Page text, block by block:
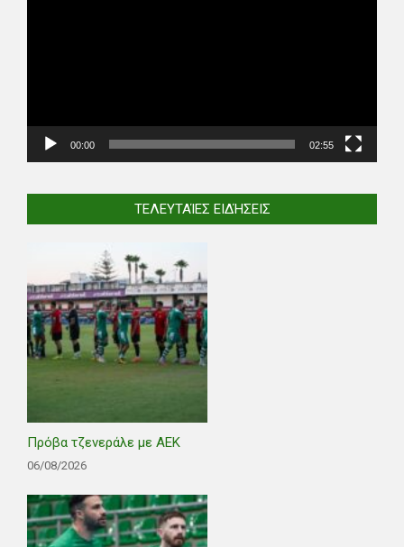
00:00 02:55
ΤΕΛΕΥΤΑΊΕΣ ΕΙΔΉΣΕΙΣ
Πρόβα τζενεράλε με ΑΕΚ
06/08/2026